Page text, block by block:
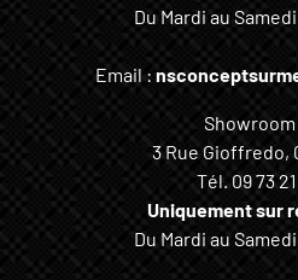
Du Mardi au
Email :
3 Rue Gioffredo,
Tél. 09 73
Uniquement sur
Du Mardi au